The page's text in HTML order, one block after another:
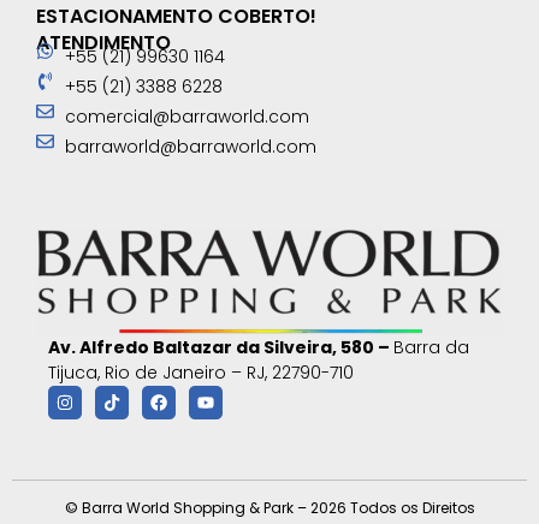
ESTACIONAMENTO COBERTO!
ATENDIMENTO
+55 (21) 99630 1164
+55 (21) 3388 6228
comercial@barraworld.com
barraworld@barraworld.com
Av. Alfredo Baltazar da Silveira, 580 – Barra da
Tijuca, Rio de Janeiro – RJ, 22790-710
© Barra World Shopping & Park – 2026 Todos os Direitos